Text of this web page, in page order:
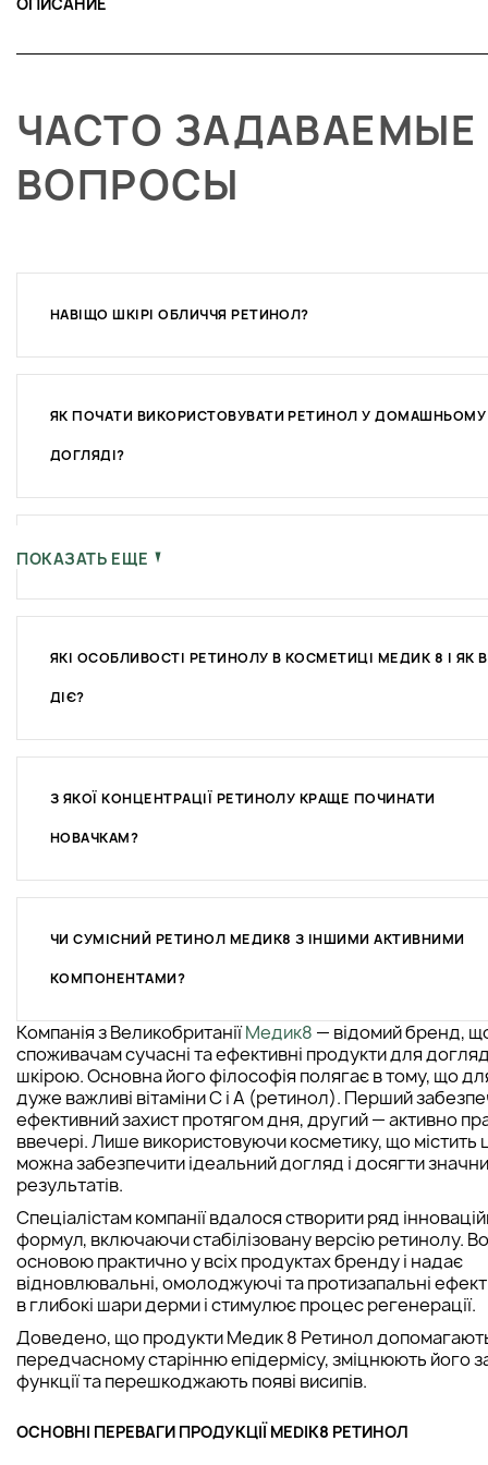
ЧАСТО ЗАДАВАЕМЫЕ
ВОПРОСЫ
НАВІЩО ШКІРІ ОБЛИЧЧЯ РЕТИНОЛ?
ЯК ПОЧАТИ ВИКОРИСТОВУВАТИ РЕТИНОЛ У ДОМАШНЬОМУ
ДОГЛЯДІ?
ЯК ВИБРАТИ ВІДПОВІДНИЙ РЕТИНОЛ?
ЯКІ ОСОБЛИВОСТІ РЕТИНОЛУ В КОСМЕТИЦІ МЕДИК 8 І ЯК
ДІЄ?
З ЯКОЇ КОНЦЕНТРАЦІЇ РЕТИНОЛУ КРАЩЕ ПОЧИНАТИ
НОВАЧКАМ?
ЧИ СУМІСНИЙ РЕТИНОЛ МЕДИК8 З ІНШИМИ АКТИВНИМИ
КОМПОНЕНТАМИ?
Компанія з ВеликобританіїМедик8 — відомий бренд,
споживачам сучасні та ефективні продукти для
шкірою. Основна його філософія полягає в тому, що
дуже важливі вітаміни С і А (ретинол). Перший
ефективний захист протягом дня, другий — активно
ввечері. Лише використовуючи косметику, що містить
можна забезпечити ідеальний догляд і досягти
результатів.
Спеціалістам компанії вдалося створити ряд
формул, включаючи стабілізовану версію ретинолу.
основою практично у всіх продуктах бренду і надає
відновлювальні, омолоджуючі та протизапальні
в глибокі шари дерми і стимулює процес регенерації.
Доведено, що продукти Медик 8 Ретинол допомагають
передчасному старінню епідермісу, зміцнюють його
функції та перешкоджають появі висипів.
ОСНОВНІ ПЕРЕВАГИ ПРОДУКЦІЇ MEDIK8 РЕТИНОЛ
ПОКАЗАТЬ ЕЩЕ